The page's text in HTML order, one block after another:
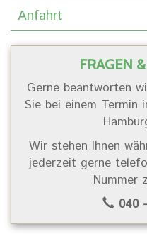
Anfahrt
FRAGEN
Gerne beantworten
Sie bei einem Termin
Wir stehen Ihnen
jederzeit gerne
Nummer
040